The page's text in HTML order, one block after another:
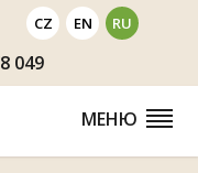
CZ EN RU
049
МЕНЮ